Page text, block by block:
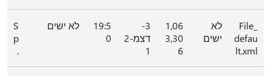
File_
defau
lt.xml
לא
ישים
1,06
3,30
6
3-
דצמ-2
1
19:5
0
לא ישים
S
p
.